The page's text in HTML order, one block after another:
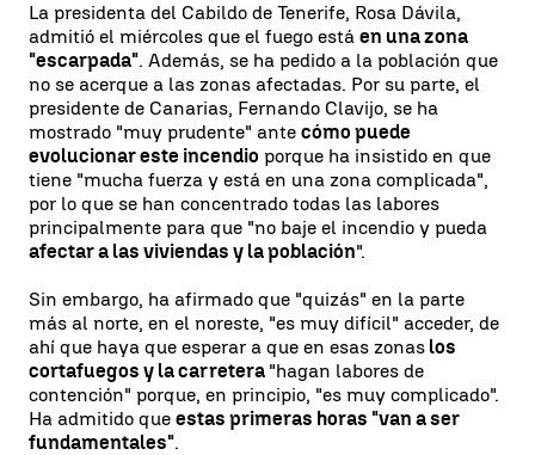
La presidenta del Cabildo de Tenerife, Rosa Dávila,
admitió el miércoles que el fuego está en una zona
"escarpada". Además, se ha pedido a la población que
no se acerque a las zonas afectadas. Por su parte, el
presidente de Canarias, Fernando Clavijo, se ha
mostrado "muy prudente" ante cómo puede
evolucionar este incendio porque ha insistido en que
tiene "mucha fuerza y está en una zona complicada",
por lo que se han concentrado todas las labores
principalmente para que "no baje el incendio y pueda
afectar a las viviendas y la población".
Sin embargo, ha afirmado que "quizás" en la parte
más al norte, en el noreste, "es muy difícil" acceder, de
ahí que haya que esperar a que en esas zonas los
cortafuegos y la carretera "hagan labores de
contención" porque, en principio, "es muy complicado".
Ha admitido que estas primeras horas "van a ser
fundamentales".